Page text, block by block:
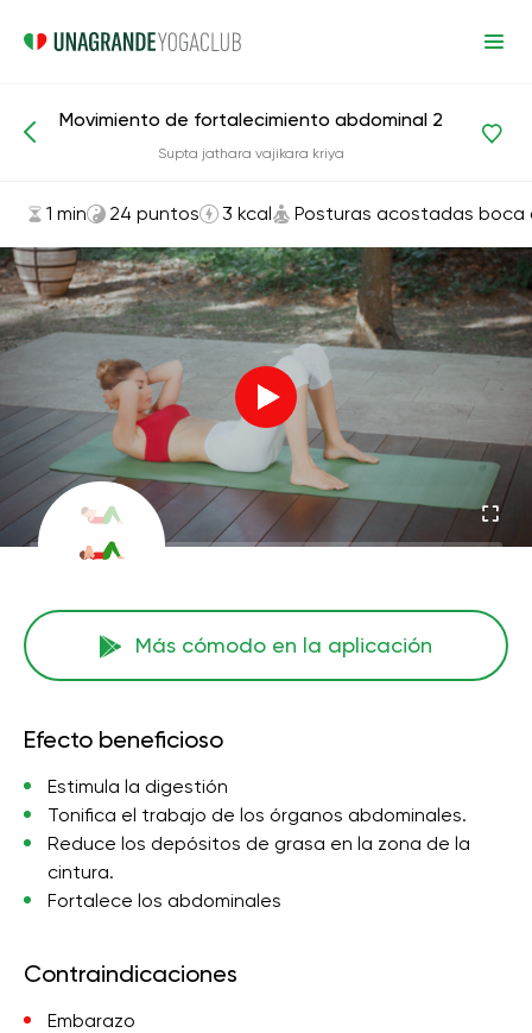
Asanas y ejercicios Posturas acostadas boca arriba
Movimiento de fortalecimiento abdominal 2
Supta jathara vajikara kriya
1 min 24 puntos 3 kcal Posturas acostadas boca
Más cómodo en la aplicación
Efecto beneficioso
Estimula la digestión
Tonifica el trabajo de los órganos abdominales.
Reduce los depósitos de grasa en la zona de la
cintura.
Fortalece los abdominales
Contraindicaciones
Embarazo